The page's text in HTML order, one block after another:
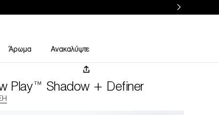
Άρωμα Ανακαλύψτε
Play™ Shadow + Definer